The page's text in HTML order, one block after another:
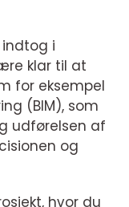
i
klar til at
for eksempel
(BIM), som
udførelsen af
og
hvor du